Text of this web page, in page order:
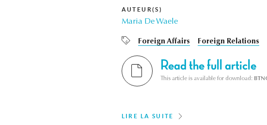
AUTEUR(S)
Maria De Waele
Foreign Affairs Foreign Relations
Read the full article
This article is available for download:
LIRE LA SUITE